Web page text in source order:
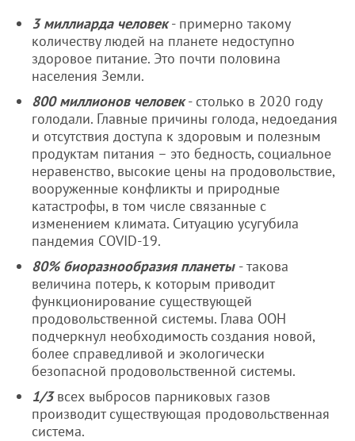
3 миллиарда человек- примерно такому
количеству людей на планете недоступно
здоровое питание. Это почти половина
населения Земли.
800 миллионов человек- столько в 2020 году
голодали. Главные причины голода, недоедания
и отсутствия доступа к здоровым и полезным
продуктам питания – это бедность, социальное
неравенство, высокие цены на продовольствие,
вооруженные конфликты и природные
катастрофы, в том числе связанные с
изменением климата. Ситуацию усугубила
пандемия COVID-19.
80% биоразнообразия планеты - такова
величина потерь, к которым приводит
функционирование существующей
продовольственной системы. Глава ООН
подчеркнул необходимость создания новой,
более справедливой и экологически
безопасной продовольственной системы.
1/3всех выбросов парниковых газов
производит существующая продовольственная
система.